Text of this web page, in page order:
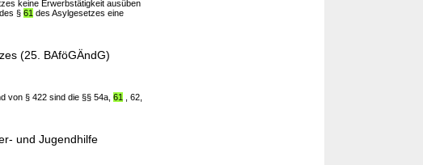
keine Erwerbstätigkeit ausüben
§ 61 des Asylgesetzes eine
(25. BAföGÄndG)
von § 422 sind die §§ 54a, 61
, 62,
und Jugendhilfe